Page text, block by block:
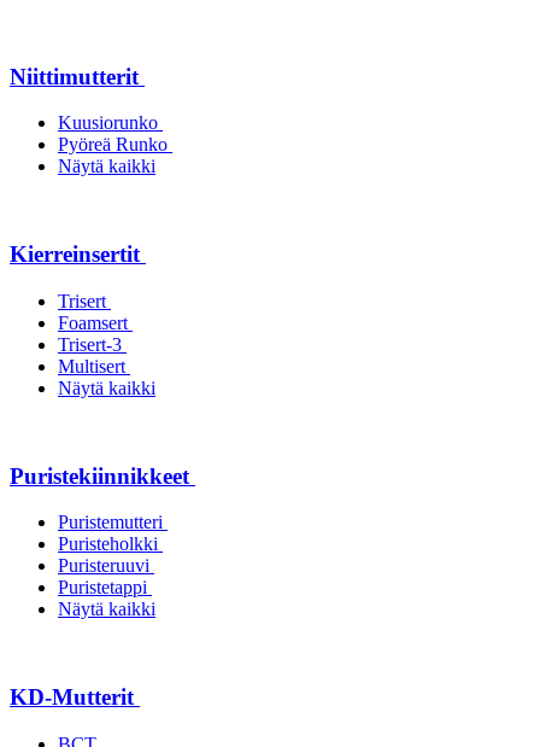
Niittimutterit
Kuusiorunko
Pyöreä Runko
Näytä kaikki
Kierreinsertit
Trisert
Foamsert
Trisert-3
Multisert
Näytä kaikki
Puristekiinnikkeet
Puristemutteri
Puristeholkki
Puristeruuvi
Puristetappi
Näytä kaikki
KD-Mutterit